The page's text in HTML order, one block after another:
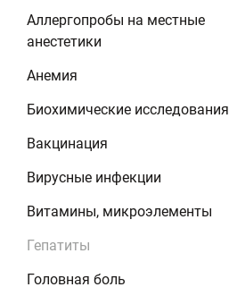
Аллергопробы на местные
анестетики
Анемия
Биохимические исследования
Вакцинация
Вирусные инфекции
Витамины, микроэлементы
Гепатиты
Головная боль